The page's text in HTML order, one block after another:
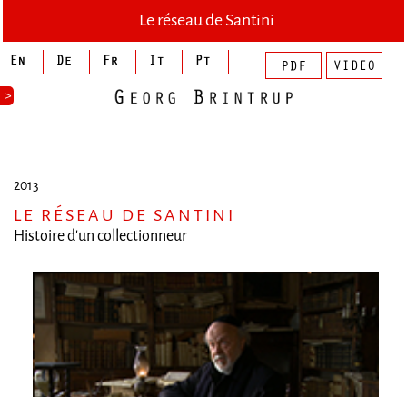
>
Le réseau de Santini
2013
LE RÉSEAU DE SANTINI
Histoire d'un collectionneur